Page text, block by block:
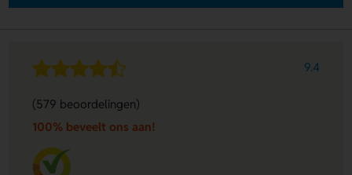
9.4
(579 beoordelingen)
100% beveelt ons aan!